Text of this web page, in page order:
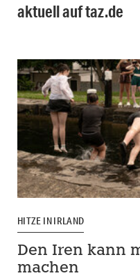
aktuell auf taz.de
HITZE IN IRLAND
Den Iren kann
machen